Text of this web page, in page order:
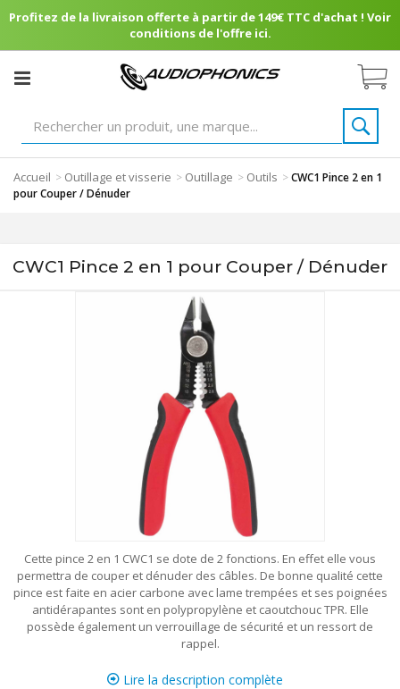
Profitez de la livraison offerte à partir de 149€ TTC d'achat ! Voir
conditions de l'offre ici.
Accueil > Outillage et visserie > Outillage > Outils >CWC1 Pince 2 en 1
pour Couper / Dénuder
CWC1 Pince 2 en 1 pour Couper / Dénuder
Cette pince 2 en 1 CWC1 se dote de 2 fonctions. En effet elle vous
permettra de couper et dénuder des câbles. De bonne qualité cette
pince est faite en acier carbone avec lame trempées et ses poignées
antidérapantes sont en polypropylène et caoutchouc TPR. Elle
possède également un verrouillage de sécurité et un ressort de
rappel.
Lire la description complète